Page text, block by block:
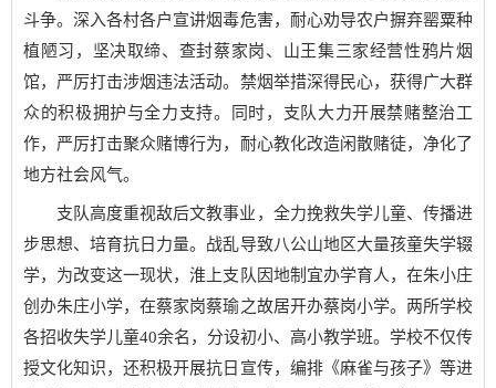
斗争。深入各村各户宣讲烟毒危害，耐心劝导农户摒弃罂粟种
植陋习，坚决取缔、查封蔡家岗、山王集三家经营性鸦片烟
馆，严厉打击涉烟违法活动。禁烟举措深得民心，获得广大群
众的积极拥护与全力支持。同时，支队大力开展禁赌整治工
作，严厉打击聚众赌博行为，耐心教化改造闲散赌徒，净化了
地方社会风气。
支队高度重视敌后文教事业，全力挽救失学儿童、传播进
步思想、培育抗日力量。战乱导致八公山地区大量孩童失学辍
学，为改变这一现状，淮上支队因地制宜办学育人，在朱小庄
创办朱庄小学，在蔡家岗蔡瑜之故居开办蔡岗小学。两所学校
各招收失学儿童40余名，分设初小、高小教学班。学校不仅传
授文化知识，还积极开展抗日宣传，编排《麻雀与孩子》等进